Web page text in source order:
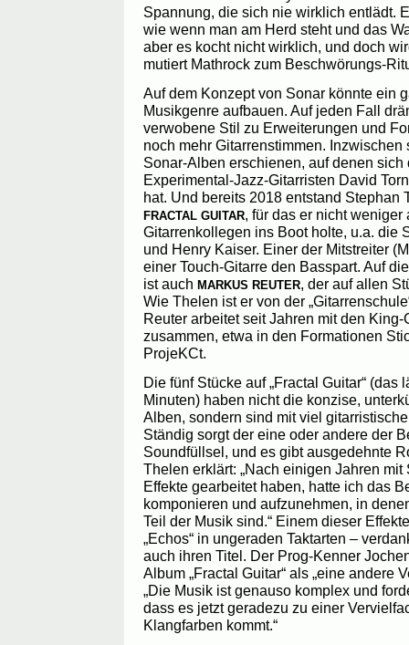
Spannung, die sich nie wirklich entlädt.
wie wenn man am Herd steht und das
aber es kocht nicht wirklich, und doch
mutiert Mathrock zum Beschwörungs-
Auf dem Konzept von Sonar könnte ein
Musikgenre aufbauen. Auf jeden Fall
verwobene Stil zu Erweiterungen und
noch mehr Gitarrenstimmen.
Sonar-Alben erschienen, auf denen
Experimental-Jazz-Gitarristen David
hat. Und bereits 2018 entstand Stephan
FRACTAL GUITAR, für das er nicht weniger
Gitarrenkollegen ins Boot holte, u.a. die
und Henry Kaiser. Einer der Mitstreiter
einer Touch-Gitarre den Basspart. Auf
ist auch MARKUS REUTER, der auf allen
Wie Thelen ist er von der
Reuter arbeitet seit Jahren mit den
zusammen, etwa in den Formationen
ProjeKCt.
Die fünf Stücke auf „Fractal Guitar“ (das
Minuten) haben nicht die konzise,
Alben, sondern sind mit viel
Ständig sorgt der eine oder andere der
Soundfüllsel, und es gibt ausgedehnte
Thelen erklärt: „Nach einigen Jahren
Effekte gearbeitet haben, hatte ich das
komponieren und aufzunehmen, in
Teil der Musik sind.“ Einem dieser
„Echos“ in ungeraden Taktarten –
auch ihren Titel. Der Prog-Kenner
Album „Fractal Guitar“ als „eine andere
„Die Musik ist genauso komplex und
dass es jetzt geradezu zu einer
Klangfarben kommt.“